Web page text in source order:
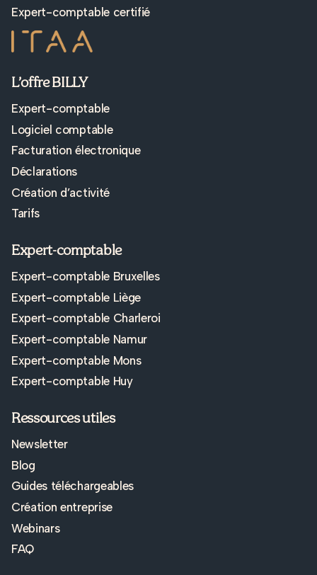
Expert-comptable certifié
L’offre BILLY
Expert-comptable
Logiciel comptable
Facturation électronique
Déclarations
Création d’activité
Tarifs
Expert-comptable
Expert-comptable Bruxelles
Expert-comptable Liège
Expert-comptable Charleroi
Expert-comptable Namur
Expert-comptable Mons
Expert-comptable Huy
Ressources utiles
Newsletter
Blog
Guides téléchargeables
Création entreprise
Webinars
FAQ